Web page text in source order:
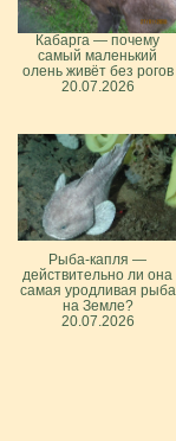
Кабарга — почему
самый маленький
олень живёт без рогов
20.07.2026
Рыба-капля —
действительно ли она
самая уродливая рыба
на Земле?
20.07.2026